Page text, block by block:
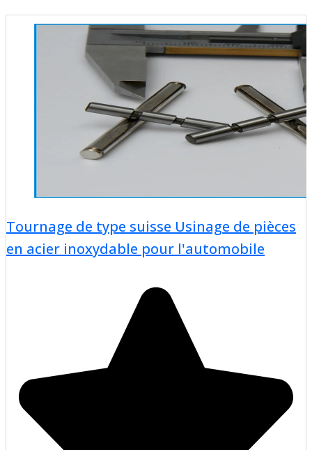
Tournage de type suisse Usinage de pièces
en acier inoxydable pour l'automobile